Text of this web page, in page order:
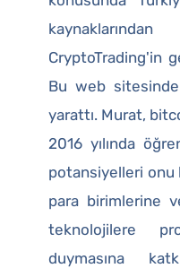
CryptoTrading'in
Bu web
yarattı. Murat,
2016 yılında
potansiyelleri onu
para birimlerine
teknolojilere
duymasına